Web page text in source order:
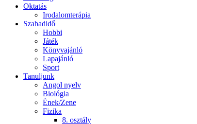
Oktatás
Irodalomterápia
Szabadidő
Hobbi
Játék
Könyvajánló
Lapajánló
Sport
Tanuljunk
Angol nyelv
Biológia
Ének/Zene
Fizika
8. osztály